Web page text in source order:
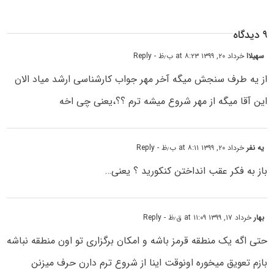
۹ دیدگاه
سهیلااخرداد ۲۰, ۱۳۹۹ at ۸:۲۳ ب٫ظ - Reply
از یه طرف سنجش میگه آخر مهر جواب کارشناسی ارشد میاد الان
این آقا میگه از مهر شروع میشه ترم ؟؟،یعنی چی اخه
یه نفر خرداد ۲۰, ۱۳۹۹ at ۸:۱۱ ب٫ظ - Reply
باز به فکر عقب انداختن کنکورید ؟ یعنی…
بهار خرداد ۱۷, ۱۳۹۹ at ۱۱:۰۹ ق٫ظ - Reply
حتی اگه یک منطقه قرمز باشه و امکان برگزاری تو اون منطقه نباشه
بازم تعویق میخوره اونوقت اینا از شروع ترم دارن حرف میزنن